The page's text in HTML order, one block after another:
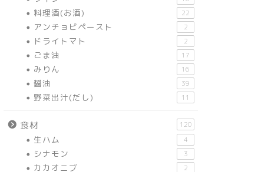
料理酒(お酒) 22
アンチョビペースト 2
ドライトマト 2
ごま油 17
みりん 16
醤油 39
野菜出汁(だし) 11
食材 120
生ハム 4
シナモン 3
カカオニブ 2